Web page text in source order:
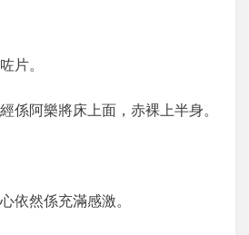
片。
係阿樂將床上面，赤裸上半身。
依然係充滿感激。